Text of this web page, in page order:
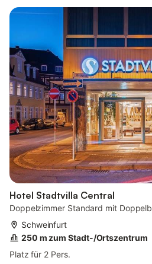
Hotel Stadtvilla Central
Doppelzimmer Standard mit
Schweinfurt
250 m zum Stadt-/Ortszentrum
Platz für 2 Pers.